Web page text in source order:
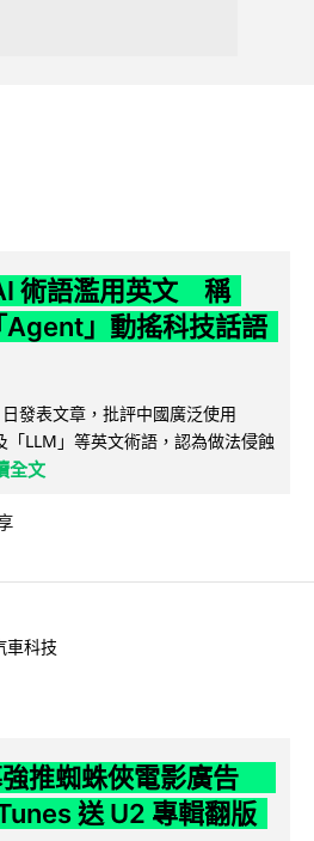
術語濫用英文 稱
Agent」動搖科技話語
發表文章，批評中國廣泛使用
「LLM」等英文術語，認為做法侵蝕
全文
車科技
推蜘蛛俠電影廣告
送 U2 專輯翻版